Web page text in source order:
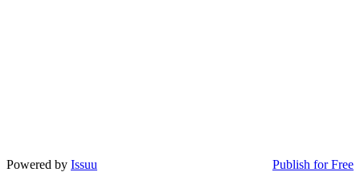
Powered by Issuu Publish for Free